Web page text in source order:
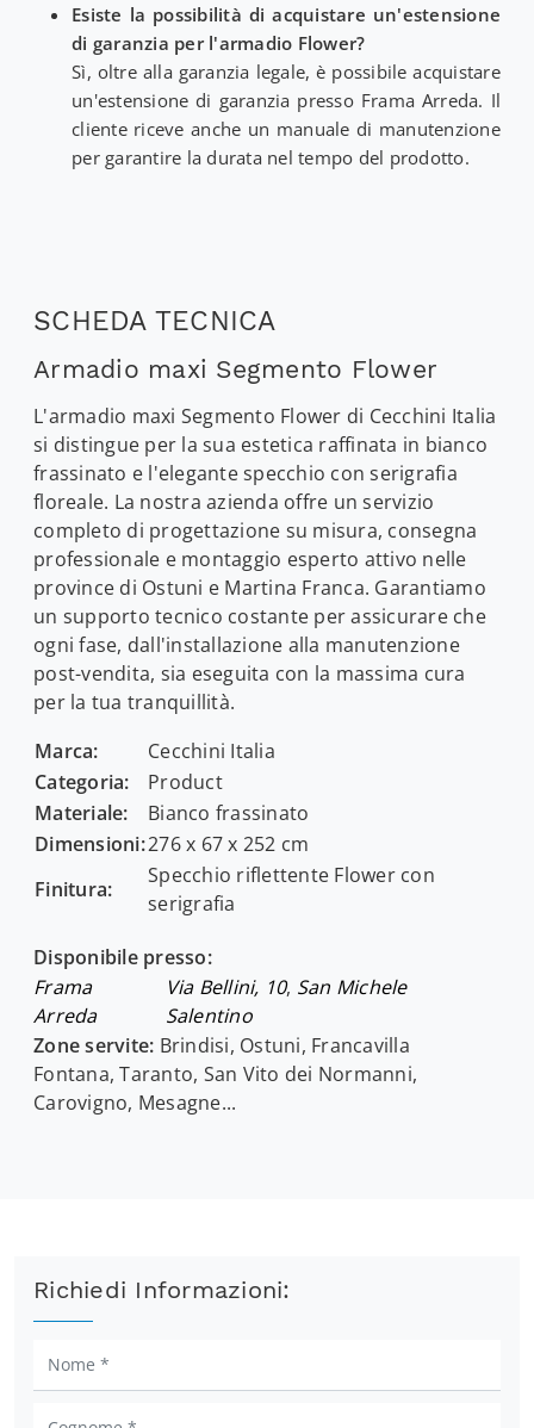
Esiste la possibilità di acquistare un'estensione
di garanzia per l'armadio Flower?
Sì, oltre alla garanzia legale, è possibile acquistare
un'estensione di garanzia presso Frama Arreda. Il
cliente riceve anche un manuale di manutenzione
per garantire la durata nel tempo del prodotto.
SCHEDA TECNICA
Armadio maxi Segmento Flower
L'armadio maxi Segmento Flower di Cecchini Italia
si distingue per la sua estetica raffinata in bianco
frassinato e l'elegante specchio con serigrafia
floreale. La nostra azienda offre un servizio
completo di progettazione su misura, consegna
professionale e montaggio esperto attivo nelle
province di Ostuni e Martina Franca. Garantiamo
un supporto tecnico costante per assicurare che
ogni fase, dall'installazione alla manutenzione
post-vendita, sia eseguita con la massima cura
per la tua tranquillità.
Marca:
Cecchini Italia
Categoria:
Product
Materiale:
Bianco frassinato
Dimensioni:276 x 67 x 252 cm
Finitura:
Specchio riflettente Flower con
serigrafia
Disponibile presso:
Frama
Arreda
Via Bellini, 10, San Michele
Salentino
Zone servite: Brindisi, Ostuni, Francavilla
Fontana, Taranto, San Vito dei Normanni,
Carovigno, Mesagne...
Richiedi Informazioni: